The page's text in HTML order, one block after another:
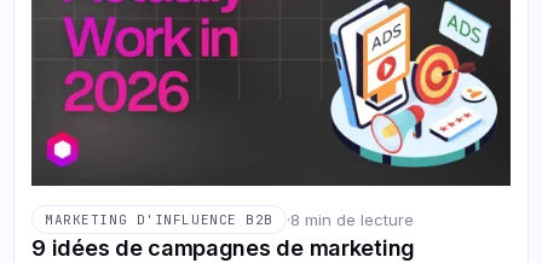
MARKETING D'INFLUENCE B2B ·8 min de lecture
9 idées de campagnes de marketing